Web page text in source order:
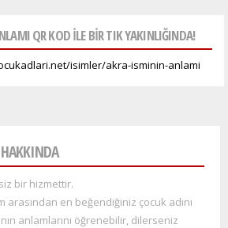
QR KOD ILE BIR TIK YAKINLIĞINDA!
bir hizmettir.
arasından en beğendiğiniz çocuk adını
anlamlarını öğrenebilir, dilerseniz